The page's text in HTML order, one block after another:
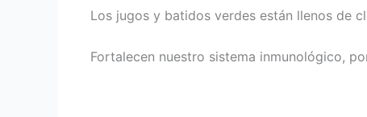
Los jugos y batidos verdes están llenos de
Fortalecen nuestro sistema inmunológico,